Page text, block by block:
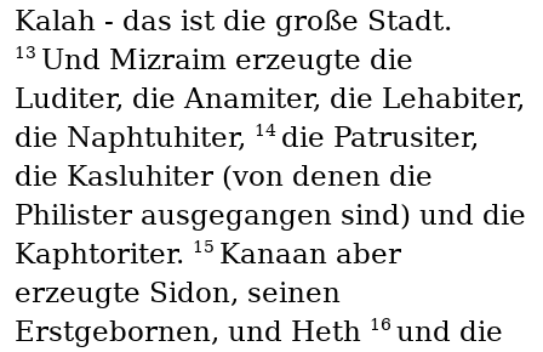
Kalah - das ist die große Stadt.
13 Und Mizraim erzeugte die
Luditer, die Anamiter, die Lehabiter,
die Naphtuhiter,
14 die Patrusiter,
die Kasluhiter (von denen die
Philister ausgegangen sind) und die
Kaphtoriter. 15 Kanaan aber
erzeugte Sidon, seinen
Erstgebornen, und Heth
16 und die